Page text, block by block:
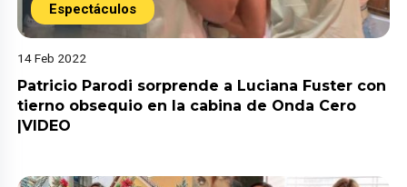
Espectáculos
14 Feb 2022
Patricio Parodi sorprende a Luciana Fuster con
tierno obsequio en la cabina de Onda Cero
|VIDEO